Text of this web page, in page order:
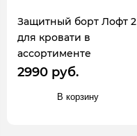
Защитный борт Лофт 2
для кровати в
ассортименте
2990 руб.
В корзину